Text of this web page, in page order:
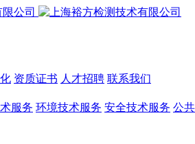
资质证书 人才招聘 联系我们
服务 环境技术服务 安全技术服务 公